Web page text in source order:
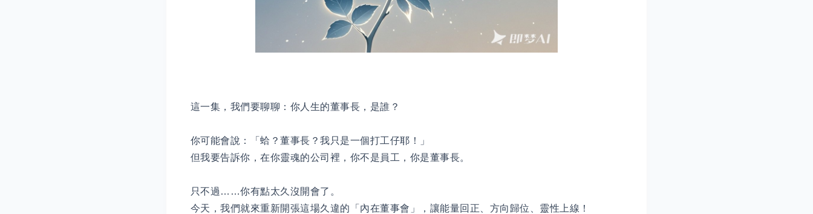
這一集，我們要聊聊：你人生的董事長，是誰？
你可能會說：「蛤？董事長？我只是一個打工仔耶！」
但我要告訴你，在你靈魂的公司裡，你不是員工，你是董事長。
只不過……你有點太久沒開會了。
今天，我們就來重新開張這場久違的「內在董事會」，讓能量回正、方向歸位、靈性上線！